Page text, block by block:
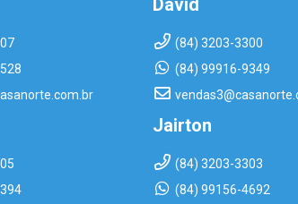
David
(84) 3203-3300
(84) 99916-9349
Jairton
(84) 3203-3303
(84) 99156-4692